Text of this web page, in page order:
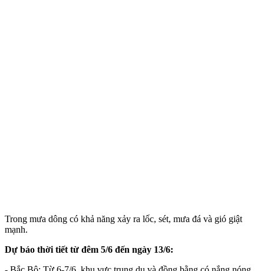
Trong mưa dông có khả năng xảy ra lốc, sét, mưa đá và gió giật
mạnh.
Dự báo thời tiết từ đêm 5/6 đến ngày 13/6: